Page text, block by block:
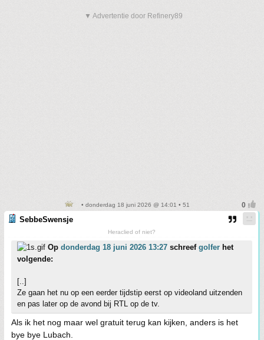
▼ Advertentie door Refinery89
• donderdag 18 juni 2026 @ 14:01 • 51
SebbeSwensje
Heraclied of niet?
Op donderdag 18 juni 2026 13:27 schreef golfer het
volgende:
[..]
Ze gaan het nu op een eerder tijdstip eerst op videoland uitzenden
en pas later op de avond bij RTL op de tv.
Als ik het nog maar wel gratuit terug kan kijken, anders is het
bye bye Lubach.